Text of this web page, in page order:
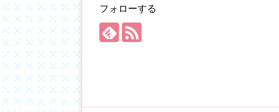
フォローする